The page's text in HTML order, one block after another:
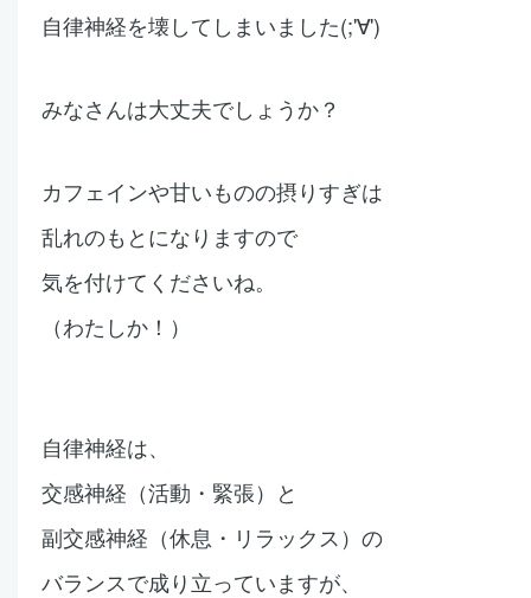
自律神経を壊してしまいました(;'∀')
みなさんは大丈夫でしょうか？
カフェインや甘いものの摂りすぎは
乱れのもとになりますので
気を付けてくださいね。
（わたしか！）
自律神経は、
交感神経（活動 ・緊張）と
副交感神経（休息・リラックス）の
バランスで成り立っていますが、